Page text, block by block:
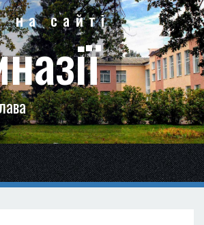
на сайті